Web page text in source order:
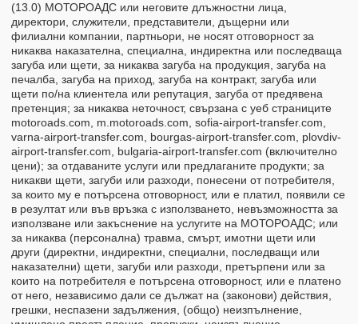
(13.0) МОТОРОАДС или неговите длъжностни лица,
директори, служители, представители, дъщерни или
филиални компании, партньори, не носят отговорност за
никаква наказателна, специална, индиректна или последваща
загуба или щети, за никаква загуба на продукция, загуба на
печалба, загуба на приход, загуба на контракт, загуба или
щети по/на клиентела или репутация, загуба от предявена
претенция; за никаква неточност, свързана с уеб страниците
motoroads.com, m.motoroads.com, sofia-airport-transfer.com,
varna-airport-transfer.com, bourgas-airport-transfer.com, plovdiv-
airport-transfer.com, bulgaria-airport-transfer.com (включително
цени); за отдаваните услуги или предлаганите продукти; за
никакви щети, загуби или разходи, понесени от потребителя,
за които му е потърсена отговорност, или е платил, появили се
в резултат или във връзка с използването, невъзможността за
използване или закъснение на услугите на МОТОРОАДС; или
за никаква (персонална) травма, смърт, имотни щети или
други (директни, индиректни, специални, последващи или
наказателни) щети, загуби или разходи, претърпени или за
които на потребителя е потърсена отговорност, или е платено
от него, независимо дали се дължат на (законови) действия,
грешки, неспазени задължения, (общо) неизпълнение,